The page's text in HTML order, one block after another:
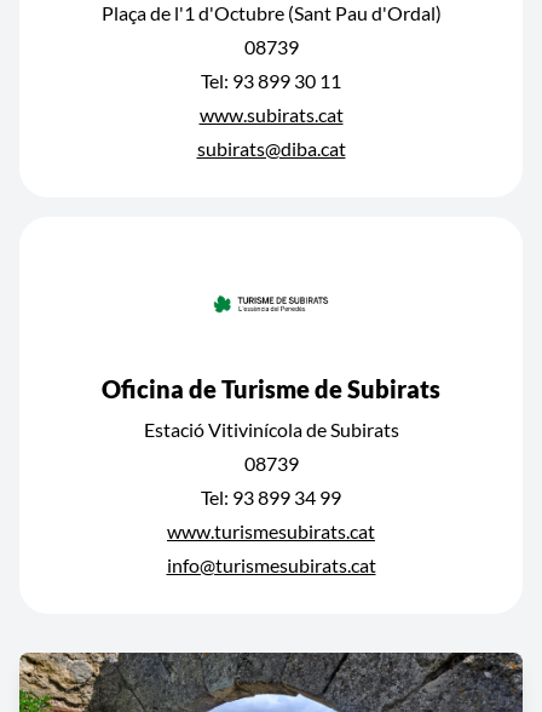
Plaça de l'1 d'Octubre (Sant Pau d'Ordal)
08739
Tel: 93 899 30 11
www.subirats.cat
subirats@diba.cat
Oficina de Turisme de Subirats
Estació Vitivinícola de Subirats
08739
Tel: 93 899 34 99
www.turismesubirats.cat
info@turismesubirats.cat